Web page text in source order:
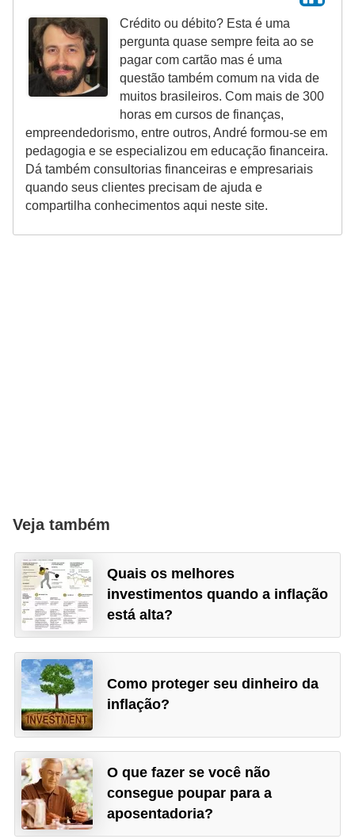
Crédito ou débito? Esta é uma
pergunta quase sempre feita ao se
pagar com cartão mas é uma
questão também comum na vida de
muitos brasileiros. Com mais de 300
horas em cursos de finanças,
empreendedorismo, entre outros, André formou-se em
pedagogia e se especializou em educação financeira.
Dá também consultorias financeiras e empresariais
quando seus clientes precisam de ajuda e
compartilha conhecimentos aqui neste site.
Veja também
Quais os melhores
investimentos quando a inflação
está alta?
Como proteger seu dinheiro da
inflação?
O que fazer se você não
consegue poupar para a
aposentadoria?